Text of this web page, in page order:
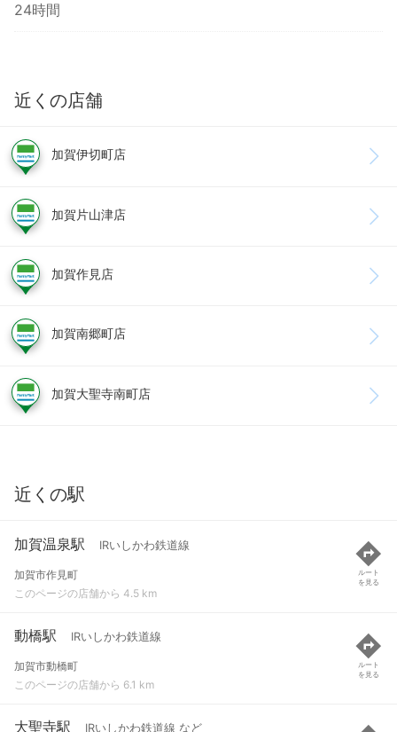
24時間
近くの店舗
加賀伊切町店
加賀片山津店
加賀作見店
加賀南郷町店
加賀大聖寺南町店
近くの駅
加賀温泉駅 IRいしかわ鉄道線
加賀市作見町
このページの店舗から 4.5 km
ルート
を見る
動橋駅 IRいしかわ鉄道線
加賀市動橋町
このページの店舗から 6.1 km
ルート
を見る
大聖寺駅 IRいしかわ鉄道線 など